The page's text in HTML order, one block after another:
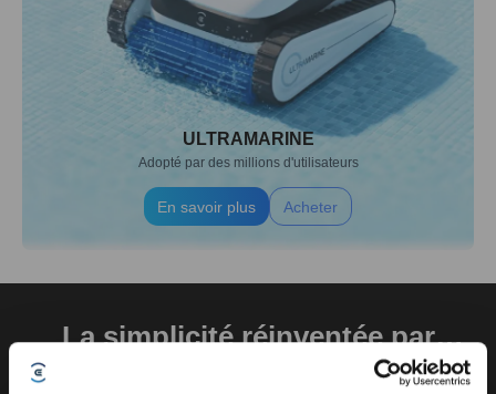
ULTRAMARINE
Adopté par des millions d'utilisateurs
En savoir plus Acheter
La simplicité réinventée par
Découvrez comment simplifier votre quotidien